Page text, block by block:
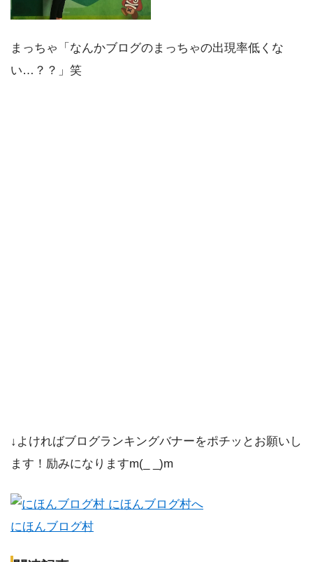
まっちゃ「なんかブログのまっちゃの出現率低くな
い…？？」笑
↓よければブログランキングバナーをポチッとお願いし
ます！励みになりますm(_ _)m
にほんブログ村